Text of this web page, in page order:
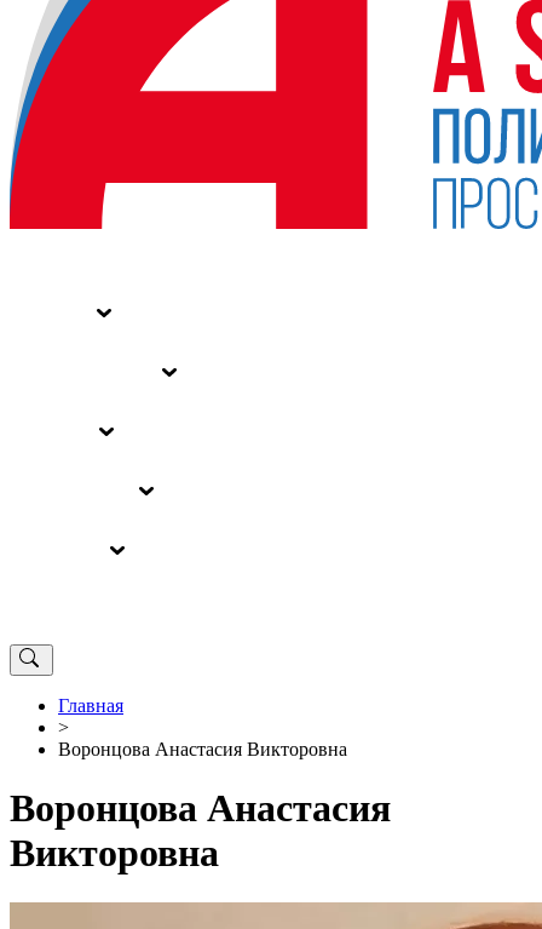
Главная
>
Воронцова Анастасия Викторовна
Воронцова Анастасия
Викторовна